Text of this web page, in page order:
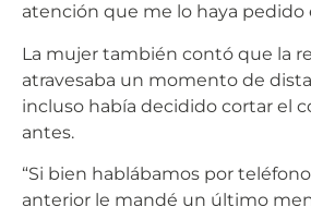
atención que me lo haya pedido
La mujer también contó que la
atravesaba un momento de
incluso había decidido cortar el
antes.
“Si bien hablábamos por
anterior le mandé un último